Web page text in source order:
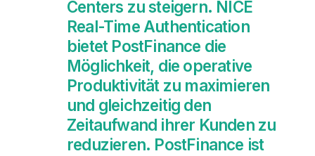
Centers zu steigern. NICE
Real-Time Authentication
bietet PostFinance die
Möglichkeit, die operative
Produktivität zu maximieren
und gleichzeitig den
Zeitaufwand ihrer Kunden zu
reduzieren. PostFinance ist